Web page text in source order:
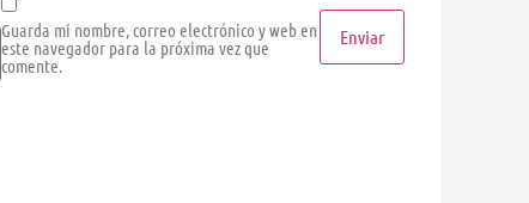
Guarda mi nombre, correo electrónico y web en
este navegador para la próxima vez que
comente.